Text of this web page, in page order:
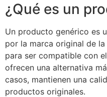
¿Qué es un
Un producto genérico es
por la marca original de
para ser compatible con
ofrecen una alternativa
casos, mantienen una
productos originales.